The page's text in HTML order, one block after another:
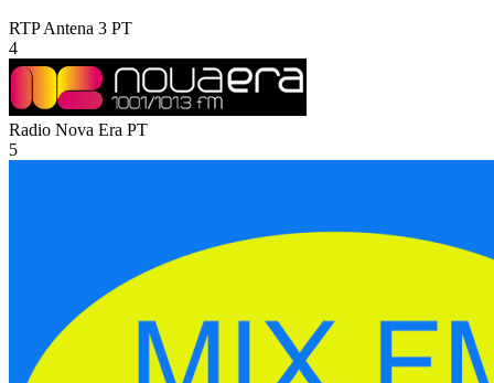
RTP Antena 3 PT
4
Radio Nova Era PT
5